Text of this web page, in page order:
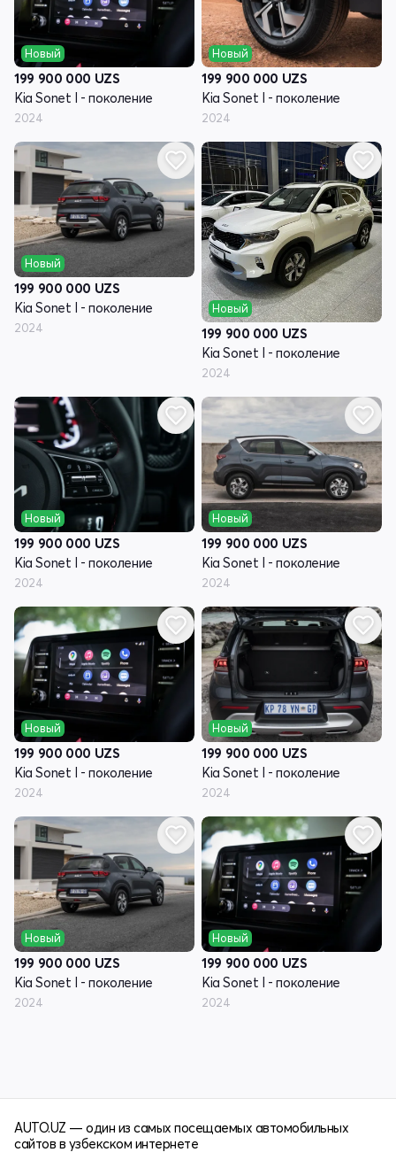
Новый
199 900 000 UZS
Kia Sonet I - поколение
2024
Новый
199 900 000 UZS
Kia Sonet I - поколение
2024
Новый
199 900 000 UZS
Kia Sonet I - поколение
2024
Новый
199 900 000 UZS
Kia Sonet I - поколение
2024
Новый
199 900 000 UZS
Kia Sonet I - поколение
2024
Новый
199 900 000 UZS
Kia Sonet I - поколение
2024
Новый
199 900 000 UZS
Kia Sonet I - поколение
2024
Новый
199 900 000 UZS
Kia Sonet I - поколение
2024
Новый
199 900 000 UZS
Kia Sonet I - поколение
2024
Новый
199 900 000 UZS
Kia Sonet I - поколение
2024
AUTO.UZ — один из самых посещаемых автомобильных
сайтов в узбекском интернете